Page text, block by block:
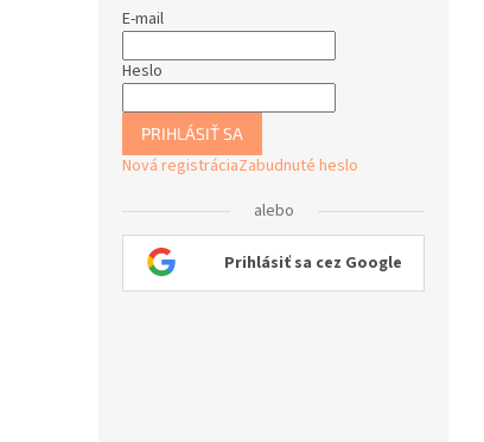
E-mail
Heslo
PRIHLÁSIŤ SA
Nová registráciaZabudnuté heslo
alebo
Prihlásiť sa cez Google